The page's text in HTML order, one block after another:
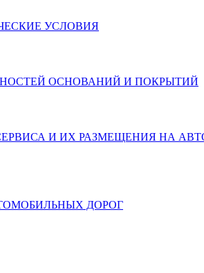
УСЛОВИЯ
ОСНОВАНИЙ И ПОКРЫТИЙ
И ИХ РАЗМЕЩЕНИЯ НА
ДОРОГ